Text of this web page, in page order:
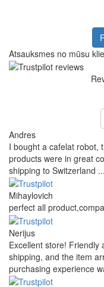
Atsauksmes no mūsu
Andres
I bought a cafelat robot,
products were in great
shipping to Switzerland ...
Mihaylovich
perfect all
Nerijus
Excellent store! Friendly
shipping, and the item
purchasing experience